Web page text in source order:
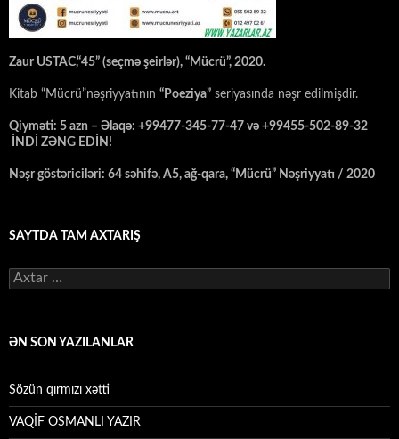
Zaur USTAC,“45” (seçmə şeirlər), “Mücrü”, 2020.
Kitab “Mücrü”nəşriyyatının “Poeziya” seriyasında nəşr edilmişdir.
Qiyməti: 5 azn – Əlaqə: +99477-345-77-47 və +99455-502-89-32
İNDİ ZƏNG EDİN!
Nəşr göstəriciləri: 64 səhifə, A5, ağ-qara, “Mücrü” Nəşriyyatı / 2020
SAYTDA TAM AXTARIŞ
Axtarış:
ƏN SON YAZILANLAR
Sözün qırmızı xətti
VAQİF OSMANLI YAZIR